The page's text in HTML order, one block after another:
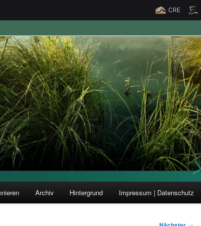
CRE
und Forschung
Archiv Hintergrund Impressum | Datenschutz